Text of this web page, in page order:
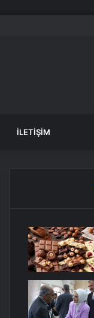
İLETIŞIM